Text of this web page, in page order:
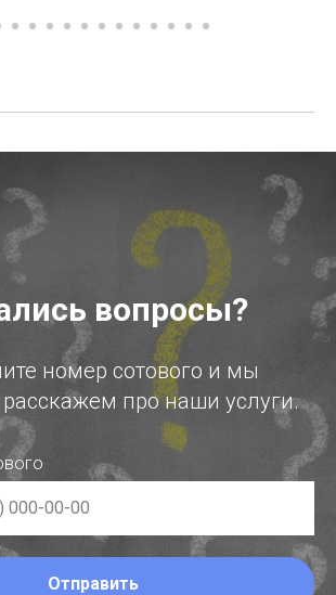
вопросы?
номер сотового и мы
про наши услуги.
Отправить